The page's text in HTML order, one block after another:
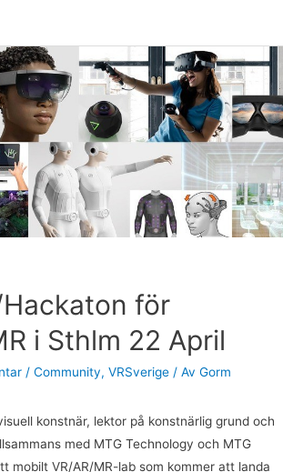
för
i Sthlm 22 April
/ Community, VRSverige / Av Gorm
konstnär, lektor på konstnärlig grund och
med MTG Technology och MTG
mobilt VR/AR/MR-lab som kommer att landa